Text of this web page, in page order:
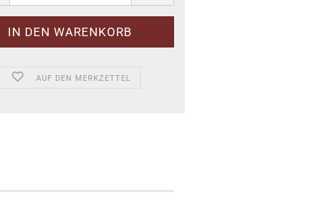
AUF DEN MERKZETTEL